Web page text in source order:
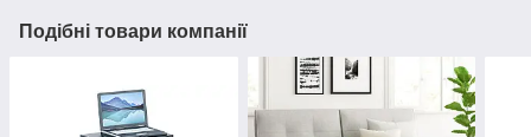
Подібні товари компанії